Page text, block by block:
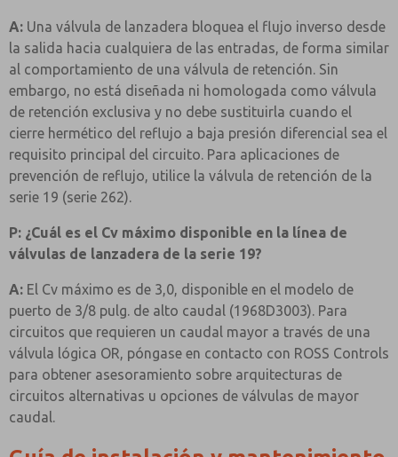
A: Una válvula de lanzadera bloquea el flujo inverso desde
la salida hacia cualquiera de las entradas, de forma similar
al comportamiento de una válvula de retención. Sin
embargo, no está diseñada ni homologada como válvula
de retención exclusiva y no debe sustituirla cuando el
cierre hermético del reflujo a baja presión diferencial sea el
requisito principal del circuito. Para aplicaciones de
prevención de reflujo, utilice la válvula de retención de la
serie 19 (serie 262).
P: ¿Cuál es el Cv máximo disponible en la línea de
válvulas de lanzadera de la serie 19?
A: El Cv máximo es de 3,0, disponible en el modelo de
puerto de 3/8 pulg. de alto caudal (1968D3003). Para
circuitos que requieren un caudal mayor a través de una
válvula lógica OR, póngase en contacto con ROSS Controls
para obtener asesoramiento sobre arquitecturas de
circuitos alternativas u opciones de válvulas de mayor
caudal.